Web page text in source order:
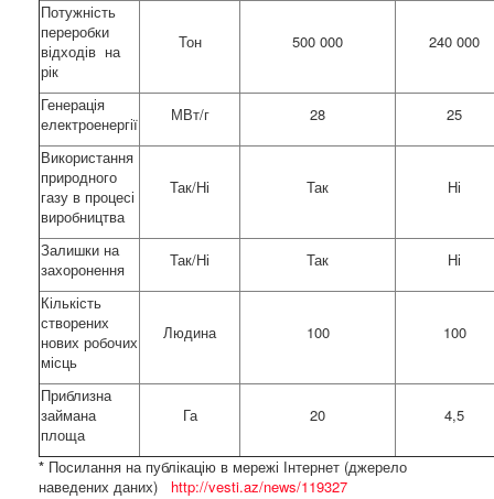
Потужність
переробки
відходів на
рік
Тон 500 000 240 000
Генерація
електроенергії
МВт/г 28 25
Використання
природного
газу в процесі
виробництва
Так/Ні Так Ні
Залишки на
захоронення
Так/Ні Так Ні
Кількість
створених
нових робочих
місць
Людина 100 100
Приблизна
займана
площа
Га 20 4,5
* Посилання на публікацію в мережі Інтернет (джерело
наведених даних) http://vesti.az/news/119327